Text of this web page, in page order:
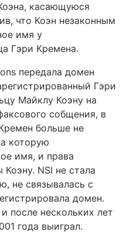
касающуюся
что Коэн незаконным
имя у
Гэри Кремена.
передала домен
Гэри
Майклу Коэну на
собщения, в
больше не
которую
имя, и права
NSI не стала
не связывалась с
домен.
после нескольких лет
года выиграл.